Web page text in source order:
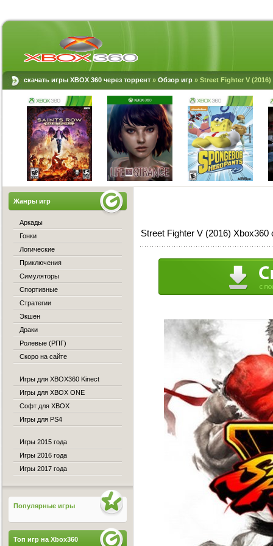
скачать игры XBOX 360 через торрент » Обзор игр » Street Fighter V (2016)
Street Fighter V (2016) Xbox360
Жанры игр
Аркады
Гонки
Логические
Приключения
Симуляторы
Спортивные
Стратегии
Экшен
Драки
Ролевые (РПГ)
Скоро на сайте
Игры для XBOX360 Kinect
Игры для XBOX ONE
Софт для XBOX
Игры для PS4
Игры 2015 года
Игры 2016 года
Игры 2017 года
Популярные игры
Топ игр на Xbox360